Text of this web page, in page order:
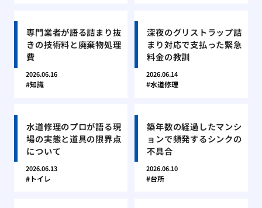
専門業者が語る詰まり抜
きの技術料と廃棄物処理
費
2026.06.16
知識
深夜のグリストラップ詰
まり対応で支払った緊急
料金の教訓
2026.06.14
水道修理
水道修理のプロが語る現
場の実態と道具の限界点
について
2026.06.13
トイレ
築年数の経過したマンシ
ョンで頻発するシンクの
不具合
2026.06.10
台所